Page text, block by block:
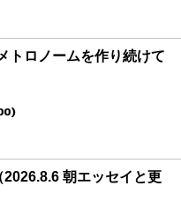
トロノームを作り続けて
朝エッセイと更